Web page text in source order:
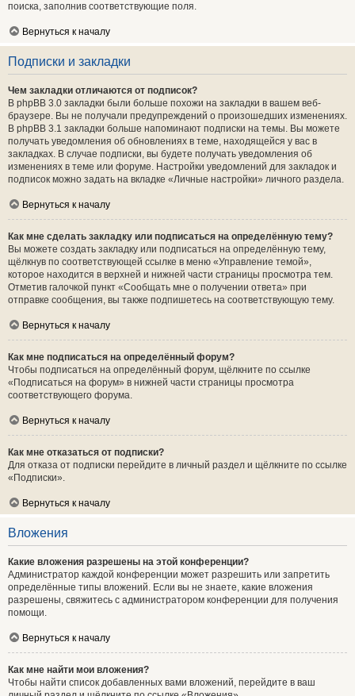
поиска, заполнив соответствующие поля.
Вернуться к началу
Подписки и закладки
Чем закладки отличаются от подписок?
В phpBB 3.0 закладки были больше похожи на закладки в вашем веб-
браузере. Вы не получали предупреждений о произошедших изменениях.
В phpBB 3.1 закладки больше напоминают подписки на темы. Вы можете
получать уведомления об обновлениях в теме, находящейся у вас в
закладках. В случае подписки, вы будете получать уведомления об
изменениях в теме или форуме. Настройки уведомлений для закладок и
подписок можно задать на вкладке «Личные настройки» личного раздела.
Вернуться к началу
Как мне сделать закладку или подписаться на определённую тему?
Вы можете создать закладку или подписаться на определённую тему,
щёлкнув по соответствующей ссылке в меню «Управление темой»,
которое находится в верхней и нижней части страницы просмотра тем.
Отметив галочкой пункт «Сообщать мне о получении ответа» при
отправке сообщения, вы также подпишетесь на соответствующую тему.
Вернуться к началу
Как мне подписаться на определённый форум?
Чтобы подписаться на определённый форум, щёлкните по ссылке
«Подписаться на форум» в нижней части страницы просмотра
соответствующего форума.
Вернуться к началу
Как мне отказаться от подписки?
Для отказа от подписки перейдите в личный раздел и щёлкните по ссылке
«Подписки».
Вернуться к началу
Вложения
Какие вложения разрешены на этой конференции?
Администратор каждой конференции может разрешить или запретить
определённые типы вложений. Если вы не знаете, какие вложения
разрешены, свяжитесь с администратором конференции для получения
помощи.
Вернуться к началу
Как мне найти мои вложения?
Чтобы найти список добавленных вами вложений, перейдите в ваш